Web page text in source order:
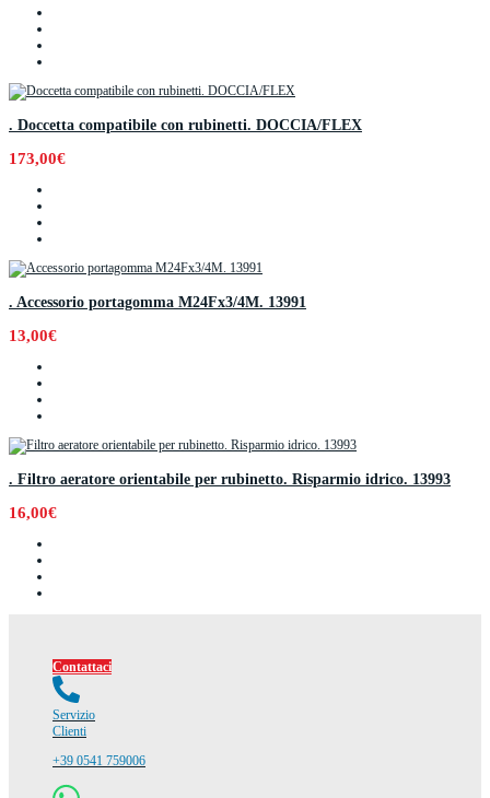
. Doccetta compatibile con rubinetti. DOCCIA/FLEX
173,00€
. Accessorio portagomma M24Fx3/4M. 13991
13,00€
. Filtro aeratore orientabile per rubinetto. Risparmio idrico. 13993
16,00€
Contattaci
Servizio
Clienti
+39 0541 759006